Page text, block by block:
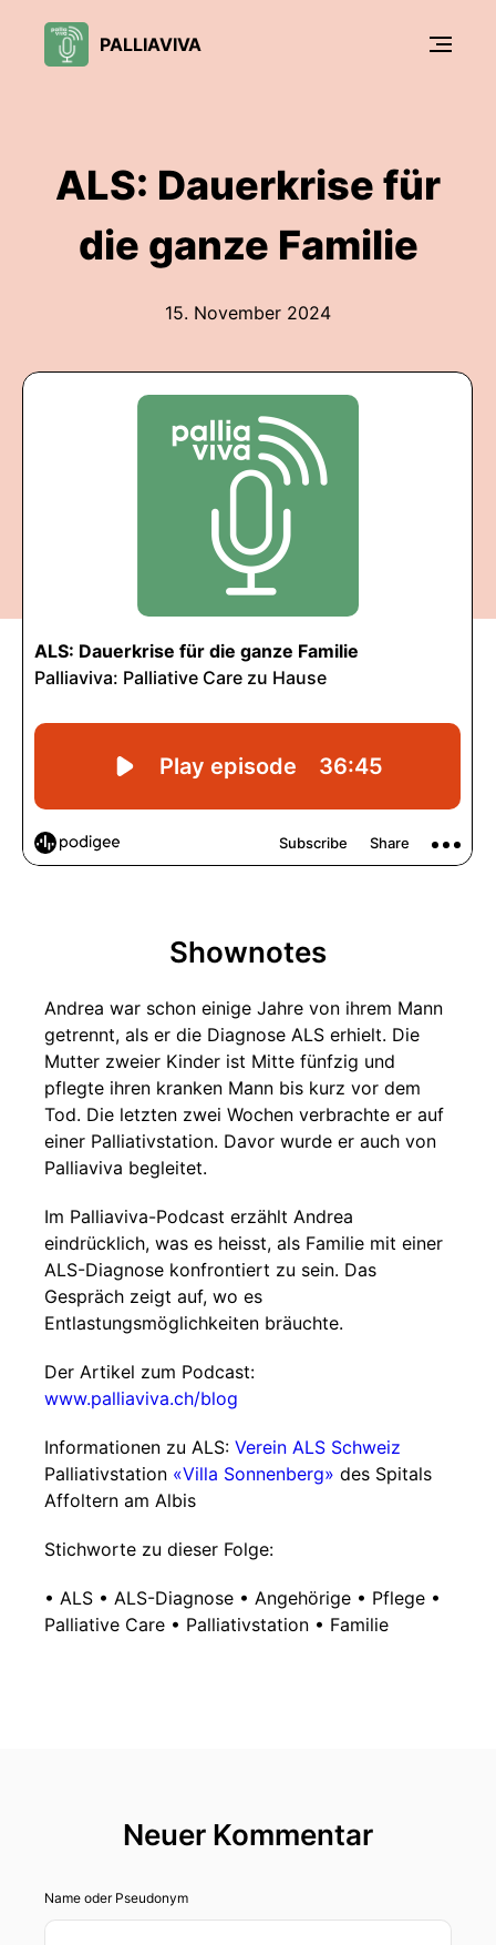
PALLIAVIVA
ALS: Dauerkrise für
die ganze Familie
15. November 2024
Shownotes
Andrea war schon einige Jahre von ihrem Mann
getrennt, als er die Diagnose ALS erhielt. Die
Mutter zweier Kinder ist Mitte fünfzig und
pflegte ihren kranken Mann bis kurz vor dem
Tod. Die letzten zwei Wochen verbrachte er auf
einer Palliativstation. Davor wurde er auch von
Palliaviva begleitet.
Im Palliaviva-Podcast erzählt Andrea
eindrücklich, was es heisst, als Familie mit einer
ALS-Diagnose konfrontiert zu sein. Das
Gespräch zeigt auf, wo es
Entlastungsmöglichkeiten bräuchte.
Der Artikel zum Podcast:
www.palliaviva.ch/blog
Informationen zu ALS: Verein ALS Schweiz
Palliativstation «Villa Sonnenberg» des Spitals
Affoltern am Albis
Stichworte zu dieser Folge:
• ALS • ALS-Diagnose • Angehörige • Pflege •
Palliative Care • Palliativstation • Familie
Neuer Kommentar
Name oder Pseudonym